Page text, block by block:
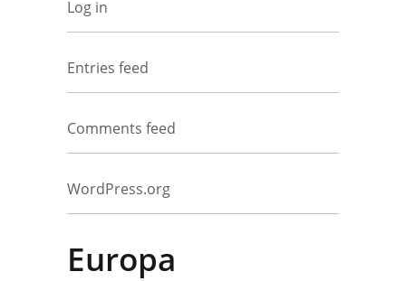
Log in
Entries feed
Comments feed
WordPress.org
Europa